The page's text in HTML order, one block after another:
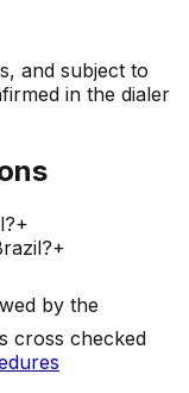
and subject to
in the dialer
+
+
by the
cross checked